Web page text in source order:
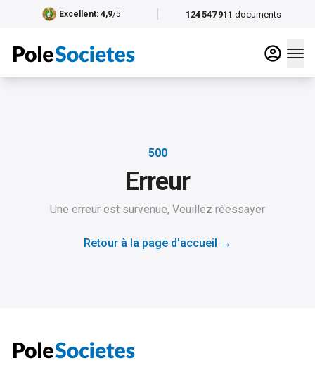
124 547 911 documents
Excellent: 4,9/5
500
Erreur
Une erreur est survenue, Veuillez réessayer
Retour à la page d'accueil →